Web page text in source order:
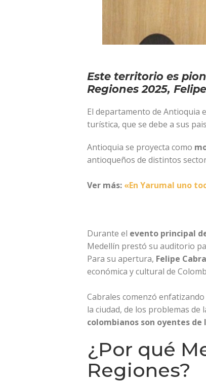
Este territorio es
Regiones 2025,
El departamento de Antioquia
turística, que se debe a sus
Antioquia se proyecta como
antioqueños de distintos
Ver más: «En Yarumal uno
Durante el evento principal
Medellín prestó su auditorio
Para su apertura, Felipe
económica y cultural de
Cabrales comenzó enfatizando
la ciudad, de los problemas de
colombianos son oyentes de
¿Por qué
Regiones?